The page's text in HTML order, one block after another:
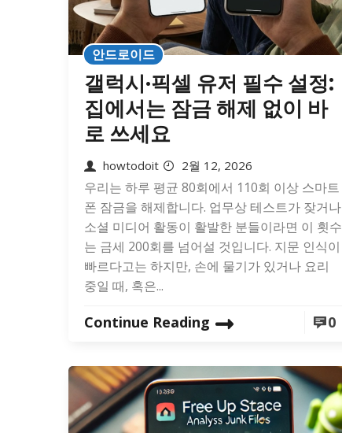
안드로이드
갤럭시·픽셀 유저 필수 설정:
집에서는 잠금 해제 없이 바
로 쓰세요
howtodoit 2월 12, 2026
우리는 하루 평균 80회에서 110회 이상 스마트
폰 잠금을 해제합니다. 업무상 테스트가 잦거나
소셜 미디어 활동이 활발한 분들이라면 이 횟수
는 금세 200회를 넘어설 것입니다. 지문 인식이
빠르다고는 하지만, 손에 물기가 있거나 요리
중일 때, 혹은...
Continue Reading 0